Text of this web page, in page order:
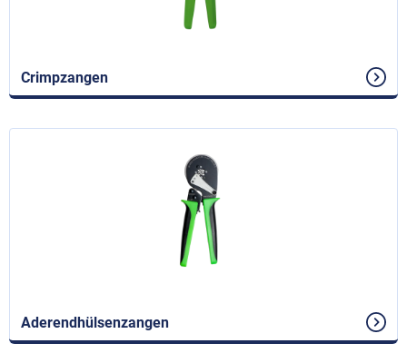
Crimpzangen
Aderendhülsenzangen